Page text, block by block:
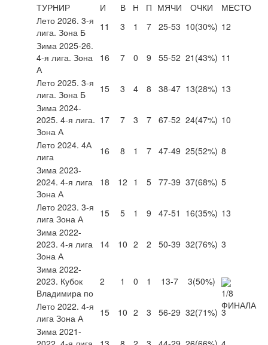
ТУРНИР
И В Н П МЯЧИ ОЧКИ
МЕСТО
Лето 2026. 3-я
лига. Зона Б
11 3 1 7 25-53 10(30%) 12
Зима 2025-26.
4-я лига. Зона
А
16 7 0 9 55-52 21 (43%) 11
Лето 2025. 3-я
лига. Зона Б
15 3 4 8 38-47 13(28%) 13
Зима 2024-
2025. 4-я лига.
Зона А
17 7 3 7 67-52 24(47%) 10
Лето 2024. 4А
лига
16 8 1 7 47-49 25(52%) 8
Зима 2023-
2024. 4-я лига
Зона А
18 12 1 5 77-39 37(68%) 5
Лето 2023. 3-я
лига Зона А
15 5 1 9 47-51 16(35%) 13
Зима 2022-
2023. 4-я лига
Зона А
14 10 2 2 50-39 32(76%) 3
Зима 2022-
2023. Кубок
Владимира по
2 1 0 1 13-7 3(50%)
Лето 2022. 4-я
лига Зона А
15 10 2 3 56-29 32(71%) 3
Зима 2021-